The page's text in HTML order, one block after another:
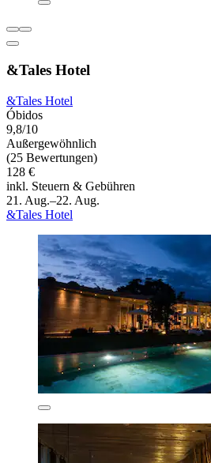
&Tales Hotel
&Tales Hotel
Óbidos
9,8/10
Außergewöhnlich
(25 Bewertungen)
128 €
inkl. Steuern & Gebühren
21. Aug.–22. Aug.
&Tales Hotel